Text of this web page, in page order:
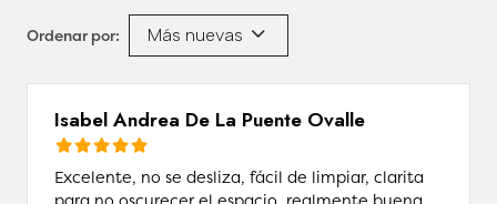
Ordenar por: Más nuevas
Isabel Andrea De La Puente Ovalle
Excelente, no se desliza, fácil de limpiar, clarita